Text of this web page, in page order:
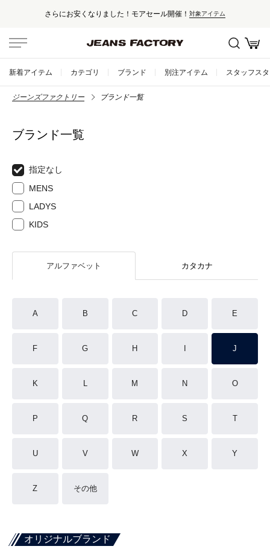
さらにお安くなりました！モアセール開催！ 対象アイテム
新着アイテム カテゴリ ブランド 別注アイテム スタッフス
ジーンズファクトリー ブランド一覧
ブランド一覧
指定なし
MENS
LADYS
KIDS
アルファベット カタカナ
A B C D E
F G H J
K L M N O
P Q R S T
U V W X Y
Z その他
オリジナルブランド